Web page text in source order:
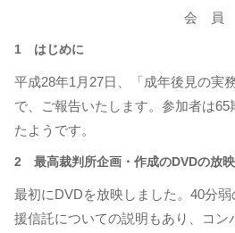
会 員
1 はじめに
平成28年1月27日、「成年後見の実
で、ご報告いたします。参加者は65
たようです。
2 最高裁判所企画・作成のDVDの放映
最初にDVDを放映しました。40分
援信託についての説明もあり、コン